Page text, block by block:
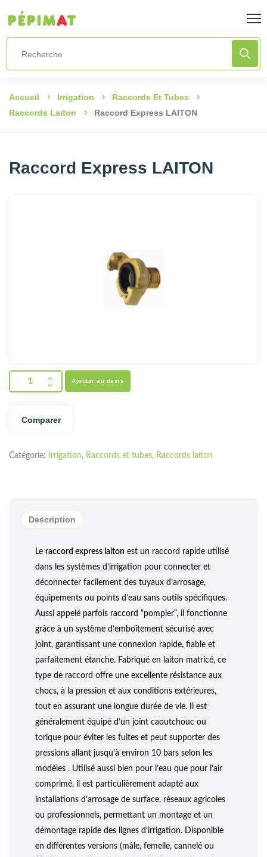
Accueil Irrigation
Raccords Et Tubes
Raccords Laiton
Raccord Express LAITON
Raccord Express LAITON
Ajouter au devis
Comparer
Catégorie: Irrigation, Raccords et tubes, Raccords laiton
Description
Le raccord express laiton est un raccord rapide utilisé
dans les systèmes d’irrigation pour connecter et
déconnecter facilement des tuyaux d’arrosage,
équipements ou points d’eau sans outils spécifiques.
Aussi appelé parfois raccord “pompier”, il fonctionne
grâce à un système d’emboîtement sécurisé avec
joint, garantissant une connexion rapide, fiable et
parfaitement étanche. Fabriqué en laiton matricé, ce
type de raccord offre une excellente résistance aux
chocs, à la pression et aux conditions extérieures,
tout en assurant une longue durée de vie. Il est
généralement équipé d’un joint caoutchouc ou
torique pour éviter les fuites et peut supporter des
pressions allant jusqu’à environ 10 bars selon les
modèles . Utilisé aussi bien pour l’eau que pour l’air
comprimé, il est particulièrement adapté aux
installations d’arrosage de surface, réseaux agricoles
ou professionnels, permettant un montage et un
démontage rapide des lignes d’irrigation. Disponible
en différentes versions (mâle, femelle, cannelé ou